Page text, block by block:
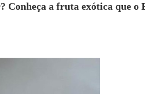
Conheça a fruta exótica que o